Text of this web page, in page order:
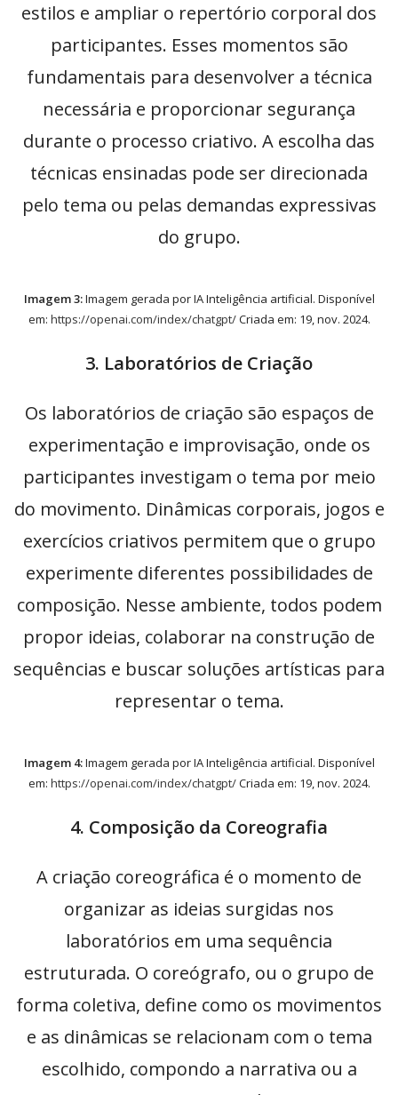
estilos e ampliar o repertório corporal dos
participantes. Esses momentos são
fundamentais para desenvolver a técnica
necessária e proporcionar segurança
durante o processo criativo. A escolha das
técnicas ensinadas pode ser direcionada
pelo tema ou pelas demandas expressivas
do grupo.
Imagem 3:Imagem gerada por IA Inteligência artificial. Disponível
em: https://openai.com/index/chatgpt/Criada em: 19, nov. 2024.
3. Laboratórios de Criação
Os laboratórios de criação são espaços de
experimentação e improvisação, onde os
participantes investigam o tema por meio
do movimento. Dinâmicas corporais, jogos e
exercícios criativos permitem que o grupo
experimente diferentes possibilidades de
composição. Nesse ambiente, todos podem
propor ideias, colaborar na construção de
sequências e buscar soluções artísticas para
representar o tema.
Imagem 4:Imagem gerada por IA Inteligência artificial. Disponível
em: https://openai.com/index/chatgpt/Criada em: 19, nov. 2024.
4. Composição da Coreografia
A criação coreográfica é o momento de
organizar as ideias surgidas nos
laboratórios em uma sequência
estruturada. O coreógrafo, ou o grupo de
forma coletiva, define como os movimentos
e as dinâmicas se relacionam com o tema
escolhido, compondo a narrativa ou a